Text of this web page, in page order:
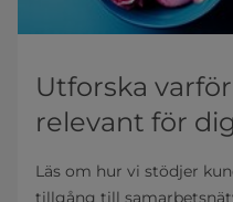
Utforska
relevant för
Läs om hur vi stödjer
tillgång till